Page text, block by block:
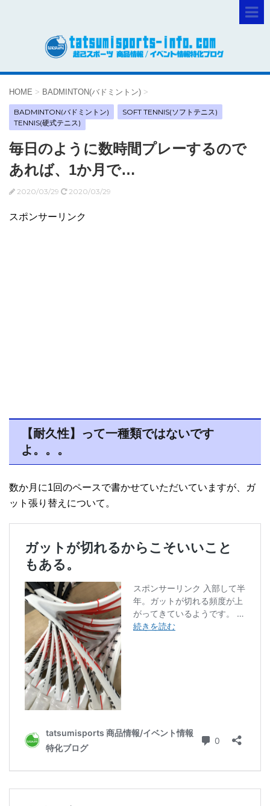
HOME > BADMINTON(バドミントン) >
BADMINTON(バドミントン)
SOFT TENNIS(ソフトテニス)
TENNIS(硬式テニス)
毎日のように数時間プレーするので
あれば、1か月で…
2020/03/29 2020/03/29
スポンサーリンク
【耐久性】って一種類ではないです
よ。。。
数か月に1回のペースで書かせていただいていますが、ガ
ット張り替えについて。